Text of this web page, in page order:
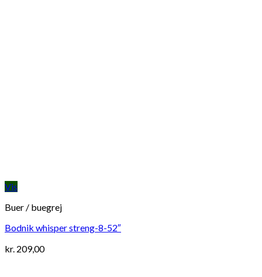
Vis
Buer / buegrej
Bodnik whisper streng-8-52″
kr. 209,00